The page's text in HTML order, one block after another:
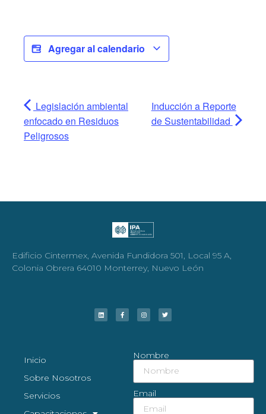
Agregar al calendario
Legislación ambiental
enfocado en Residuos
Peligrosos
Inducción a Reporte
de Sustentabilidad
Edificio Cintermex, Avenida Fundidora 501, Local 95 A,
Colonia Obrera 64010 Monterrey, Nuevo León
Inicio
Sobre Nosotros
Servicios
Nombre
Email